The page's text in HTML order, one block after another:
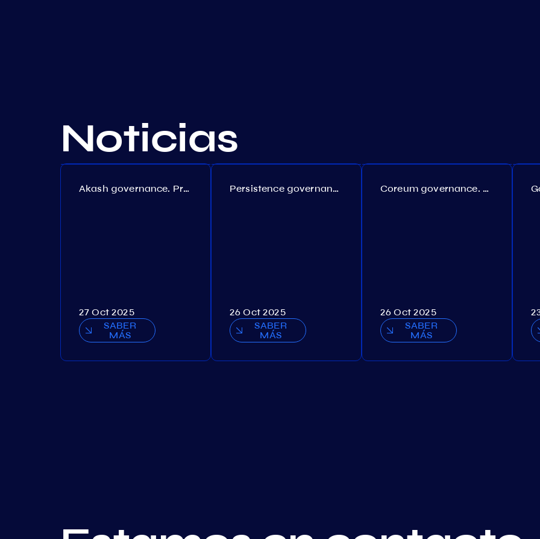
Noticias
Akash governance. Proposal №308
27 Oct 2025
SABER
MÁS
Persistence governance. Proposal №150
26 Oct 2025
SABER
MÁS
Coreum governance. Proposal №22
26 Oct 2025
SABER
MÁS